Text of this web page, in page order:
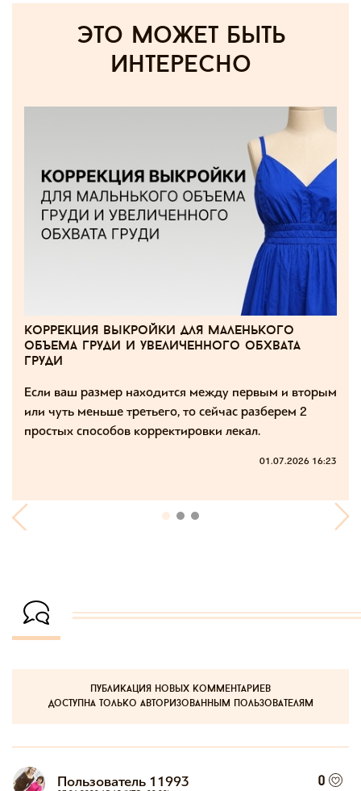
Это может быть
интересно
коррекция выкройки для маленького
объема груди и увеличенного обхвата
груди
Если ваш размер находится между первым и вторым
или чуть меньше третьего, то сейчас разберем 2
простых способов корректировки лекал.
01.07.2026 16:23
публикация новых комментариев
доступна только авторизованным пользователям
Пользователь 11993 0